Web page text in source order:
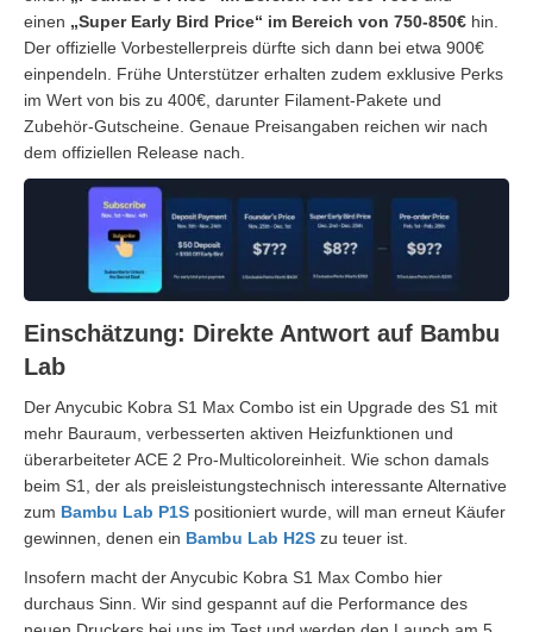
einen „Super Early Bird Price“ im Bereich von 750-850€ hin.
Der offizielle Vorbestellerpreis dürfte sich dann bei etwa 900€
einpendeln. Frühe Unterstützer erhalten zudem exklusive Perks
im Wert von bis zu 400€, darunter Filament-Pakete und
Zubehör-Gutscheine. Genaue Preisangaben reichen wir nach
dem offiziellen Release nach.
Einschätzung: Direkte Antwort auf Bambu
Lab
Der Anycubic Kobra S1 Max Combo ist ein Upgrade des S1 mit
mehr Bauraum, verbesserten aktiven Heizfunktionen und
überarbeiteter ACE 2 Pro-Multicoloreinheit. Wie schon damals
beim S1, der als preisleistungstechnisch interessante Alternative
zum Bambu Lab P1S positioniert wurde, will man erneut Käufer
gewinnen, denen ein Bambu Lab H2S zu teuer ist.
Insofern macht der Anycubic Kobra S1 Max Combo hier
durchaus Sinn. Wir sind gespannt auf die Performance des